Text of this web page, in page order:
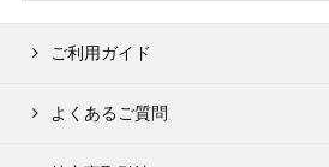
ご利用ガイド
よくあるご質問